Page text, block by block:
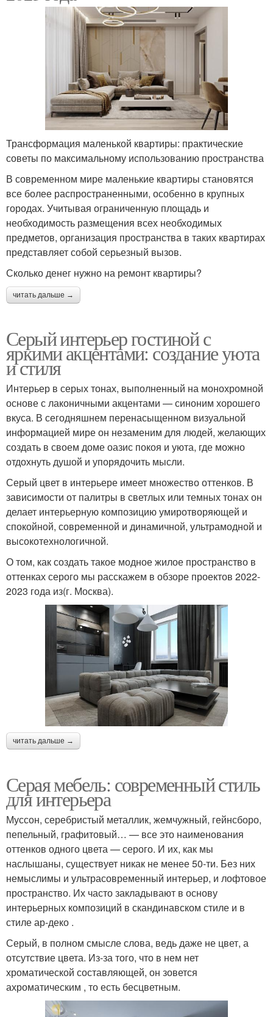
Трансформация маленькой квартиры: практические
советы по максимальному использованию пространства
В современном мире маленькие квартиры становятся
все более распространенными, особенно в крупных
городах. Учитывая ограниченную площадь и
необходимость размещения всех необходимых
предметов, организация пространства в таких квартирах
представляет собой серьезный вызов.
Сколько денег нужно на ремонт квартиры?
читать дальше →
Серый интерьер гостиной с
яркими акцентами: создание уюта
и стиля
Интерьер в серых тонах, выполненный на монохромной
основе с лаконичными акцентами — синоним хорошего
вкуса. В сегодняшнем перенасыщенном визуальной
информацией мире он незаменим для людей, желающих
создать в своем доме оазис покоя и уюта, где можно
отдохнуть душой и упорядочить мысли.
Серый цвет в интерьере имеет множество оттенков. В
зависимости от палитры в светлых или темных тонах он
делает интерьерную композицию умиротворяющей и
спокойной, современной и динамичной, ультрамодной и
высокотехнологичной.
О том, как создать такое модное жилое пространство в
оттенках серого мы расскажем в обзоре проектов 2022-
2023 года из(г. Москва).
читать дальше →
Серая мебель: современный стиль
для интерьера
Муссон, серебристый металлик, жемчужный, гейнсборо,
пепельный, графитовый… — все это наименования
оттенков одного цвета — серого. И их, как мы
наслышаны, существует никак не менее 50-ти. Без них
немыслимы и ультрасовременный интерьер, и лофтовое
пространство. Их часто закладывают в основу
интерьерных композиций в скандинавском стиле и в
стиле ар-деко .
Серый, в полном смысле слова, ведь даже не цвет, а
отсутствие цвета. Из-за того, что в нем нет
хроматической составляющей, он зовется
ахроматическим , то есть бесцветным.